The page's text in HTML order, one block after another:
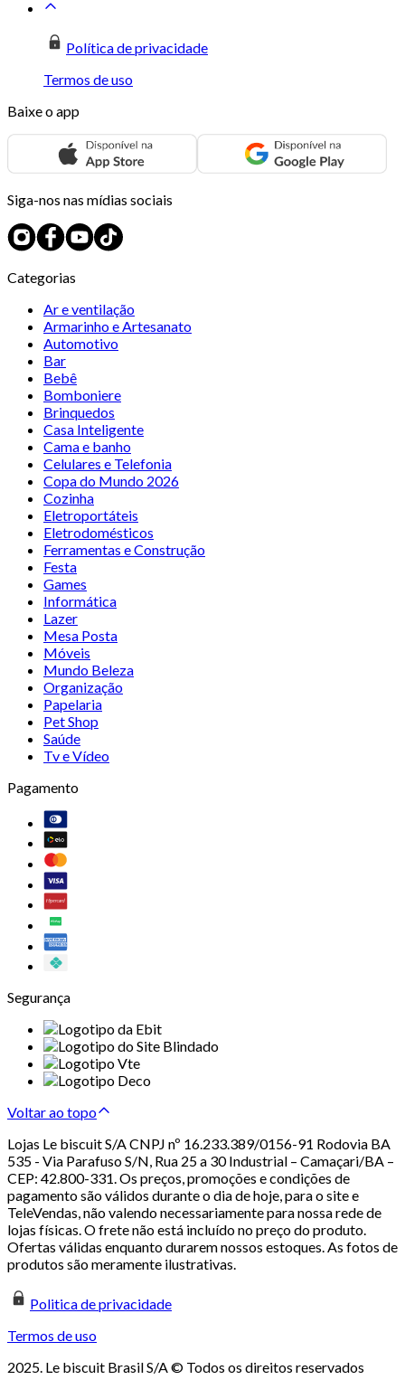
Política de privacidade
Termos de uso
Baixe o app
Siga-nos nas mídias sociais
Categorias
Ar e ventilação
Armarinho e Artesanato
Automotivo
Bar
Bebê
Bomboniere
Brinquedos
Casa Inteligente
Cama e banho
Celulares e Telefonia
Copa do Mundo 2026
Cozinha
Eletroportáteis
Eletrodomésticos
Ferramentas e Construção
Festa
Games
Informática
Lazer
Mesa Posta
Móveis
Mundo Beleza
Organização
Papelaria
Pet Shop
Saúde
Tv e Vídeo
Pagamento
Segurança
Voltar ao topo
Lojas Le biscuit S/A CNPJ nº 16.233.389/0156-91 Rodovia BA
535 - Via Parafuso S/N, Rua 25 a 30 Industrial – Camaçari/BA –
CEP: 42.800-331. Os preços, promoções e condições de
pagamento são válidos durante o dia de hoje, para o site e
TeleVendas, não valendo necessariamente para nossa rede de
lojas físicas. O frete não está incluído no preço do produto.
Ofertas válidas enquanto durarem nossos estoques. As fotos de
produtos são meramente ilustrativas.
Politica de privacidade
Termos de uso
2025. Le biscuit Brasil S/A © Todos os direitos reservados